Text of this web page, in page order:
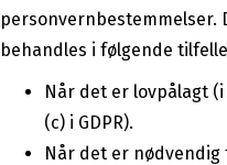
behandles i følgende
Når det er lovpålagt
(c) i GDPR).
Når det er